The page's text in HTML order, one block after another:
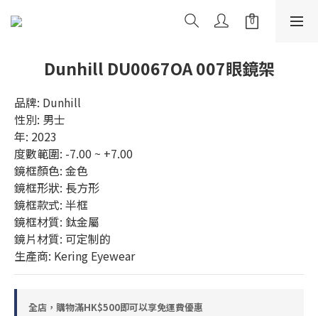
Dunhill DU0067OA 007眼鏡架
品牌: Dunhill
性別: 男士
年: 2023
度數範圍: -7.00 ~ +7.00
鏡框顏色: 金色
鏡框形狀: 長方形
鏡框款式: 半框
鏡框材質: 鈦金屬
鏡片材質: 可定制的
生產商: Kering Eyewear
全店，購物滿HK$500即可以享免運費優惠